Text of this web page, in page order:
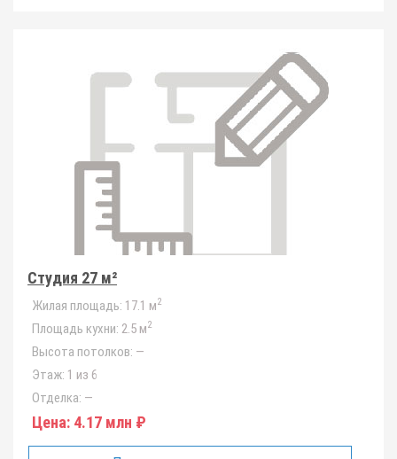
Студия 27 м²
Жилая площадь: 17.1 м2
Площадь кухни: 2.5 м2
Высота потолков: —
Этаж: 1 из 6
Отделка: —
Цена: 4.17 млн ₽